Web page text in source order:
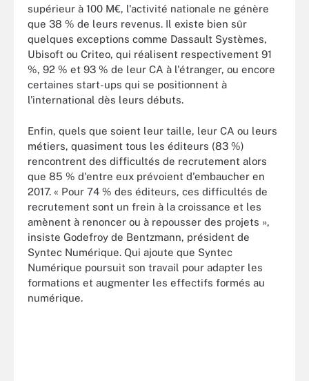
supérieur à 100 M€, l'activité nationale ne génère
que 38 % de leurs revenus. Il existe bien sûr
quelques exceptions comme Dassault Systèmes,
Ubisoft ou Criteo, qui réalisent respectivement 91
%, 92 % et 93 % de leur CA à l'étranger, ou encore
certaines start-ups qui se positionnent à
l'international dès leurs débuts.
Enfin, quels que soient leur taille, leur CA ou leurs
métiers, quasiment tous les éditeurs (83 %)
rencontrent des difficultés de recrutement alors
que 85 % d'entre eux prévoient d'embaucher en
2017. « Pour 74 % des éditeurs, ces difficultés de
recrutement sont un frein à la croissance et les
amènent à renoncer ou à repousser des projets »,
insiste Godefroy de Bentzmann, président de
Syntec Numérique. Qui ajoute que Syntec
Numérique poursuit son travail pour adapter les
formations et augmenter les effectifs formés au
numérique.